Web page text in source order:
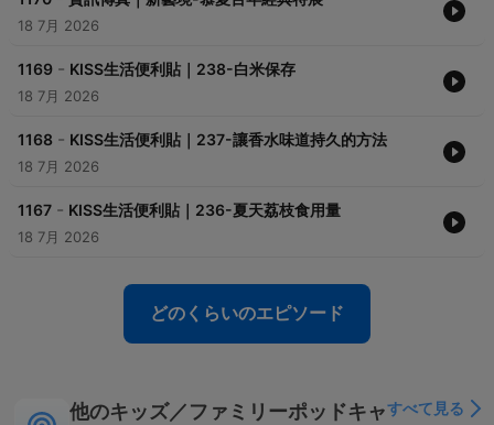
18 7月 2026
1169 - KISS生活便利貼｜238-白米保存
18 7月 2026
1168 - KISS生活便利貼｜237-讓香水味道持久的方法
18 7月 2026
1167 - KISS生活便利貼｜236-夏天荔枝食用量
18 7月 2026
どのくらいのエピソード
他のキッズ／ファミリーポッドキャすべて見る